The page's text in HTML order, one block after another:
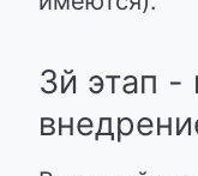
3й этап